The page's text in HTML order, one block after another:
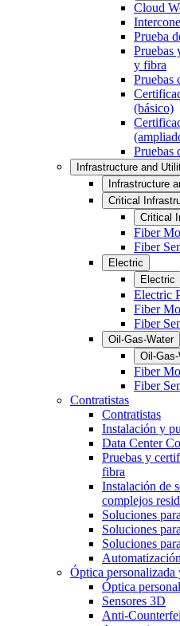
Cloud
Prueba
Pruebas
y fibra
Pruebas
(básico)
Pruebas
Infrastructure and
Infrastructure
Critical
Critical
Fiber
Fiber
Electric
Electric
Electric
Fiber
Fiber
Oil-Gas-Water
Oil-
Fiber
Fiber
Contratistas
Contratistas
Instalación y
Data Center
Pruebas y
fibra
Instalación de
complejos
Soluciones
Soluciones
Soluciones
Óptica personalizada
Óptica
Sensores 3D
Anti-